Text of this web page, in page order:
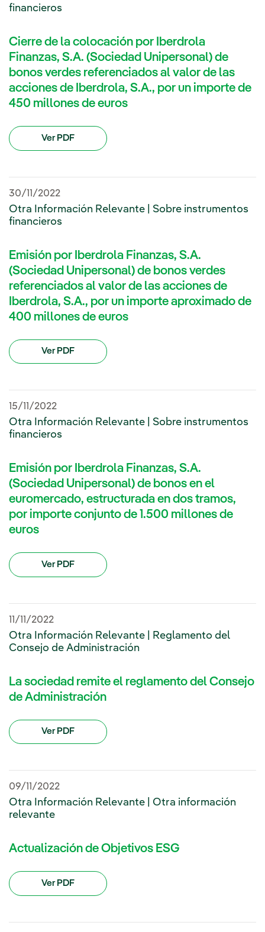
financieros
Cierre de la colocación por Iberdrola
Finanzas, S.A. (Sociedad Unipersonal) de
bonos verdes referenciados al valor de las
acciones de Iberdrola, S.A., por un importe de
450 millones de euros
Ver PDF
30/11/2022
Otra Información Relevante | Sobre instrumentos
financieros
Emisión por Iberdrola Finanzas, S.A.
(Sociedad Unipersonal) de bonos verdes
referenciados al valor de las acciones de
Iberdrola, S.A., por un importe aproximado de
400 millones de euros
Ver PDF
15/11/2022
Otra Información Relevante | Sobre instrumentos
financieros
Emisión por Iberdrola Finanzas, S.A.
(Sociedad Unipersonal) de bonos en el
euromercado, estructurada en dos tramos,
por importe conjunto de 1.500 millones de
euros
Ver PDF
11/11/2022
Otra Información Relevante | Reglamento del
Consejo de Administración
La sociedad remite el reglamento del Consejo
de Administración
Ver PDF
09/11/2022
Otra Información Relevante | Otra información
relevante
Actualización de Objetivos ESG
Ver PDF